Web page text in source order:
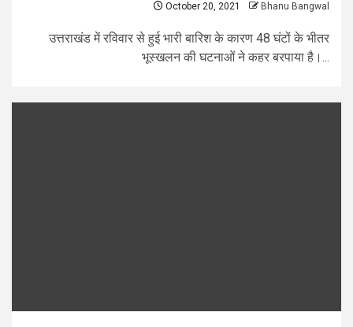
October 20, 2021 Bhanu Bangwal
उत्तराखंड में रविवार से हुई भारी बारिश के कारण 48 घंटों के भीतर
भूस्खलन की घटनाओं ने कहर बरपाया है।...